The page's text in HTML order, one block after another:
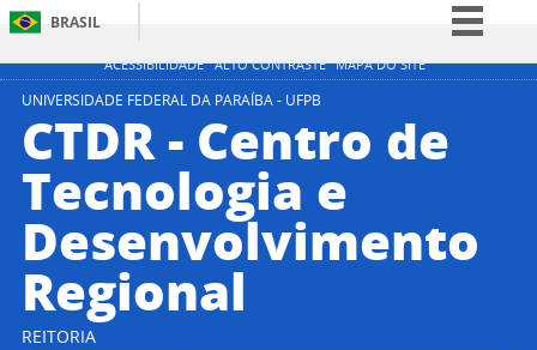
ACESSIBILIDADE ALTO CONTRASTE MAPA DO SITE
BRASIL
Simplifique!
Participe
Legislação
Canais
UNIVERSIDADE FEDERAL DA PARAÍBA - UFPB
CTDR - Centro de
Tecnologia e
Desenvolvimento
Regional
REITORIA